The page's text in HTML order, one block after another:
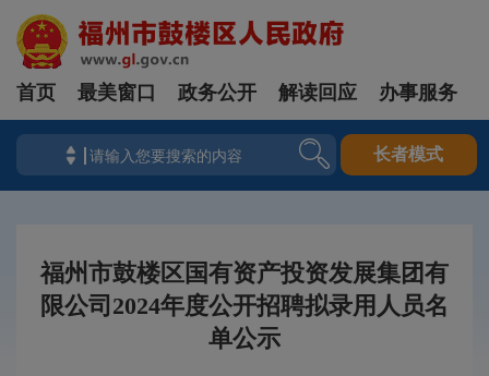
首页 最美窗口 政务公开 解读回应 办事服务
长者模式
福州市鼓楼区国有资产投资发展集团有
限公司2024年度公开招聘拟录用人员名
单公示